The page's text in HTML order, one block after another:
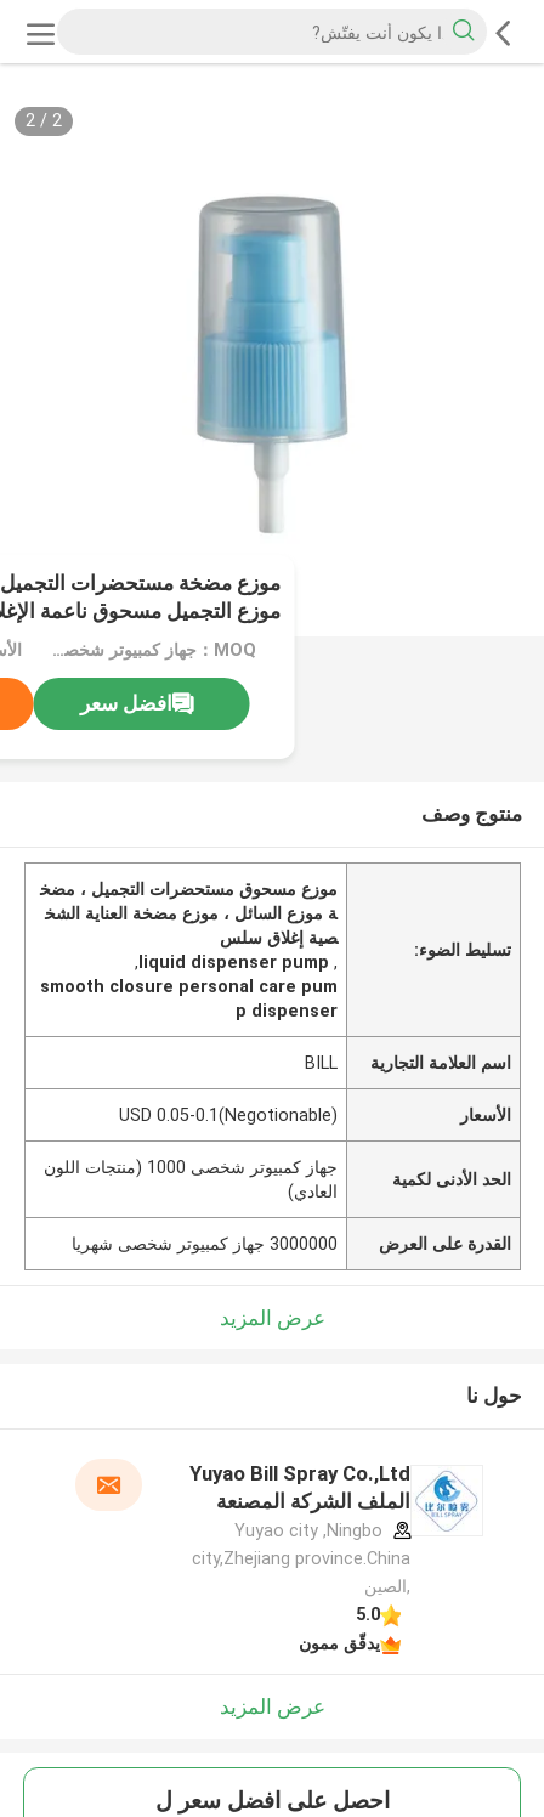
2
/
2
موزع مضخة مستحضرات التجميل
موزع التجميل مسحوق ناعمة
MOQ：جهاز كمبيوتر شخصى 1000 (منتجات اللون العادي)
افضل سعر
منتوج وصف
تسليط الضوء:
موزع مسحوق مستحضرات التجميل ، مضخ
ة موزع السائل ، موزع مضخة العناية الشخ
صية إغلاق سلس
,
liquid dispenser pump
,
smooth closure personal care pum
p dispenser
اسم العلامة التجارية BILL
الأسعار USD 0.05-0.1(Negotionable)
الحد الأدنى لكمية
جهاز كمبيوتر شخصى 1000 (منتجات اللون
العادي)
القدرة على العرض 3000000 جهاز كمبيوتر شخصى شهريا
عرض المزيد
حول نا
Yuyao Bill Spray Co.,Ltd
الملف الشركة المصنعة
Yuyao city ,Ningbo
city,Zhejiang province.China
,الصين
5.0
يدقّق ممون
عرض المزيد
احصل على افضل سعر ل